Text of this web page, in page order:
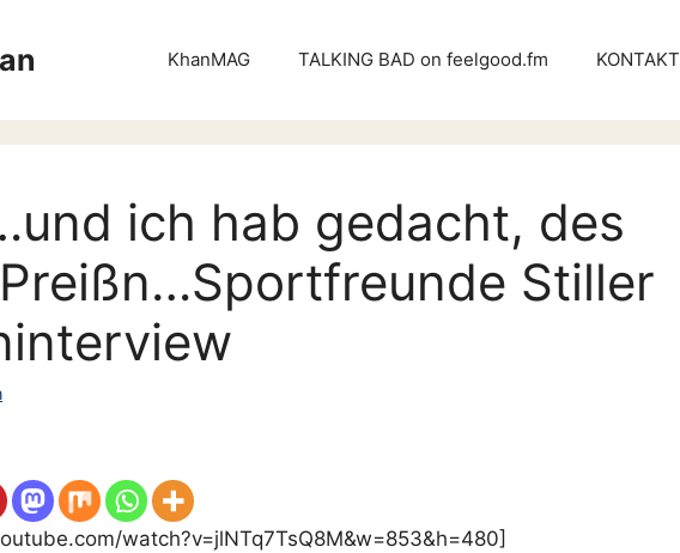
KhanMAG TALKING BAD on feelgood.fm KONTAKT
ich hab gedacht, des
Stiller
watch?v=jlNTq7TsQ8M&w=853&h=480]